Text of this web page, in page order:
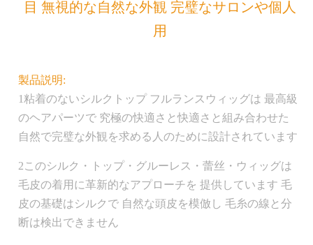
目 無視的な自然な外観 完璧なサロンや個人
用
製品説明:
1粘着のないシルクトップ フルランスウィッグは 最高級
のヘアパーツで 究極の快適さと快適さと組み合わせた
自然で完璧な外観を求める人のために設計されています
2このシルク・トップ・グルーレス・蕾丝・ウィッグは
毛皮の着用に革新的なアプローチを 提供しています 毛
皮の基礎はシルクで 自然な頭皮を模倣し 毛糸の線と分
断は検出できません